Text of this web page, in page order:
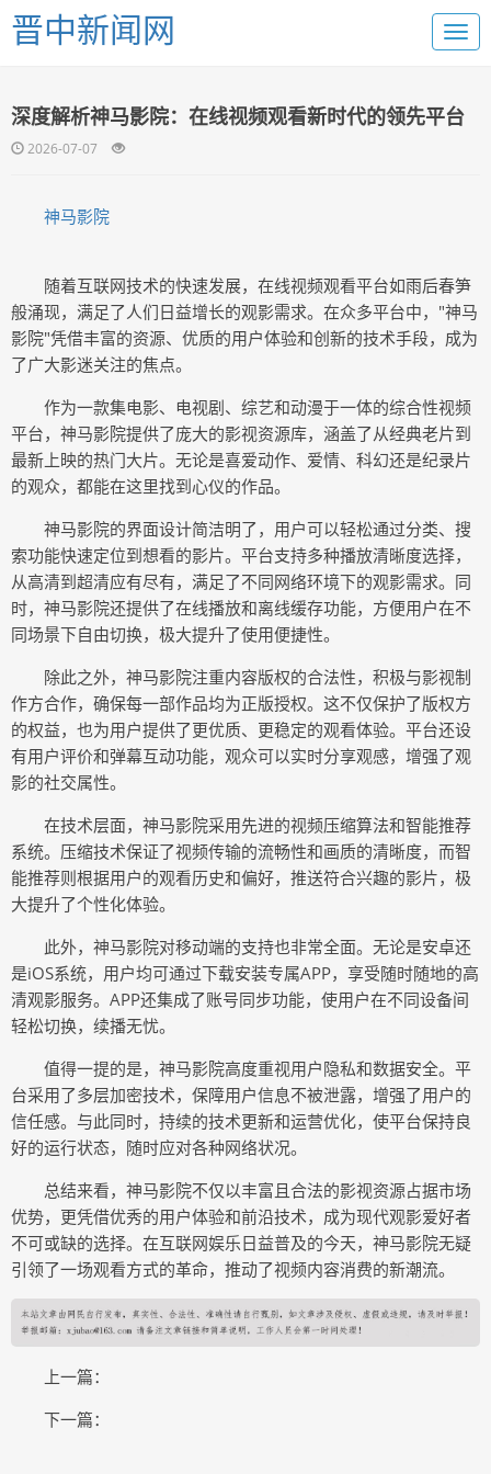
晋中新闻网
深度解析神马影院：在线视频观看新时代的领先平台
2026-07-07
神马影院
随着互联网技术的快速发展，在线视频观看平台如雨后春笋
般涌现，满足了人们日益增长的观影需求。在众多平台中，"神马
影院"凭借丰富的资源、优质的用户体验和创新的技术手段，成为
了广大影迷关注的焦点。
作为一款集电影、电视剧、综艺和动漫于一体的综合性视频
平台，神马影院提供了庞大的影视资源库，涵盖了从经典老片到
最新上映的热门大片。无论是喜爱动作、爱情、科幻还是纪录片
的观众，都能在这里找到心仪的作品。
神马影院的界面设计简洁明了，用户可以轻松通过分类、搜
索功能快速定位到想看的影片。平台支持多种播放清晰度选择，
从高清到超清应有尽有，满足了不同网络环境下的观影需求。同
时，神马影院还提供了在线播放和离线缓存功能，方便用户在不
同场景下自由切换，极大提升了使用便捷性。
除此之外，神马影院注重内容版权的合法性，积极与影视制
作方合作，确保每一部作品均为正版授权。这不仅保护了版权方
的权益，也为用户提供了更优质、更稳定的观看体验。平台还设
有用户评价和弹幕互动功能，观众可以实时分享观感，增强了观
影的社交属性。
在技术层面，神马影院采用先进的视频压缩算法和智能推荐
系统。压缩技术保证了视频传输的流畅性和画质的清晰度，而智
能推荐则根据用户的观看历史和偏好，推送符合兴趣的影片，极
大提升了个性化体验。
此外，神马影院对移动端的支持也非常全面。无论是安卓还
是iOS系统，用户均可通过下载安装专属APP，享受随时随地的高
清观影服务。APP还集成了账号同步功能，使用户在不同设备间
轻松切换，续播无忧。
值得一提的是，神马影院高度重视用户隐私和数据安全。平
台采用了多层加密技术，保障用户信息不被泄露，增强了用户的
信任感。与此同时，持续的技术更新和运营优化，使平台保持良
好的运行状态，随时应对各种网络状况。
总结来看，神马影院不仅以丰富且合法的影视资源占据市场
优势，更凭借优秀的用户体验和前沿技术，成为现代观影爱好者
不可或缺的选择。在互联网娱乐日益普及的今天，神马影院无疑
引领了一场观看方式的革命，推动了视频内容消费的新潮流。
上一篇：
下一篇：